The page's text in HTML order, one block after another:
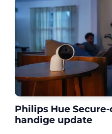
Philips Hue
handige update